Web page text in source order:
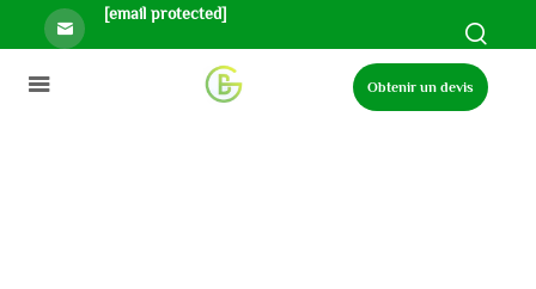
[email protected]
Obtenir un devis